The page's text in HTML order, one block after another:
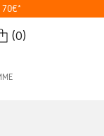
70€*
(0)